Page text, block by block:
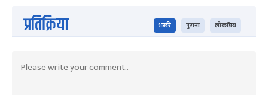
प्रतिक्रिया भर्खरै पुराना लोकप्रिय